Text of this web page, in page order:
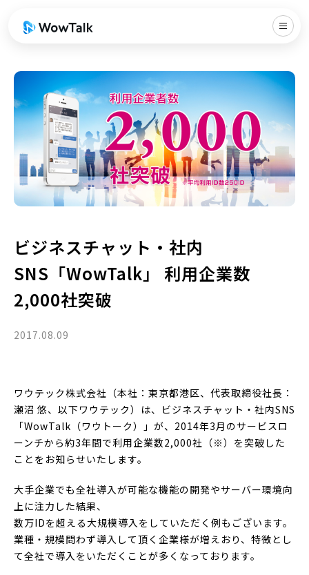
ビジネスチャット・社内
SNS「WowTalk」 利用企業数
2,000社突破
2017.08.09
ワウテック株式会社（本社：東京都港区、代表取締役社長：
瀬沼 悠、以下ワウテック）は、ビジネスチャット・社内SNS
「WowTalk（ワウトーク）」が、2014年3月のサービスロ
ーンチから約3年間で利用企業数2,000社（※）を突破した
ことをお知らせいたします。
大手企業でも全社導入が可能な機能の開発やサーバー環境向
上に注力した結果、
数万IDを超える大規模導入をしていただく例もございます。
業種・規模問わず導入して頂く企業様が増えおり、特徴とし
て全社で導入をいただくことが多くなっております。